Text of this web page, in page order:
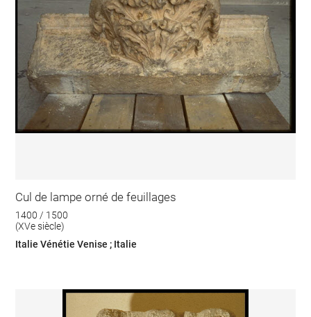
Cul de lampe orné de feuillages
1400 / 1500
(XVe siècle)
Italie Vénétie Venise ; Italie